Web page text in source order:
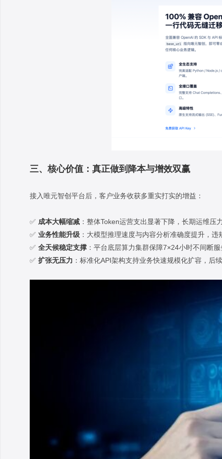
三、核心价值：真正做到降本与增效双赢
接入唯元智创平台后，客户业务收获多重实打实的增益：
✅ 成本大幅缩减 ：整体Token运营支出显著下降，长期运维压
✅ 业务性能升级 ：大模型推理速度与内容分析准确度提升，
✅ 全天候稳定支撑 ：平台底层算力集群保障7×24小时不间断
✅ 扩张无压力 ：标准化API架构支持业务快速规模化扩容，后